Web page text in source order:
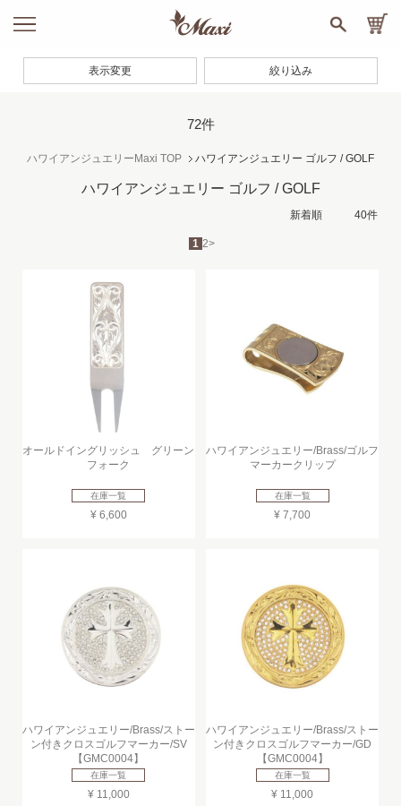
72件
ハワイアンジュエリーMaxi TOP ハワイアンジュエリー ゴルフ / GOLF
ハワイアンジュエリー ゴルフ / GOLF
1 2>
オールドイングリッシュ グリーン
フォーク
在庫一覧
¥ 6,600
ハワイアンジュエリー/Brass/ゴルフ
マーカークリップ
在庫一覧
¥ 7,700
ハワイアンジュエリー/Brass/ストー
ン付きクロスゴルフマーカー/SV
【GMC0004】
在庫一覧
¥ 11,000
ハワイアンジュエリー/Brass/ストー
ン付きクロスゴルフマーカー/GD
【GMC0004】
在庫一覧
¥ 11,000
表示変更 絞り込み